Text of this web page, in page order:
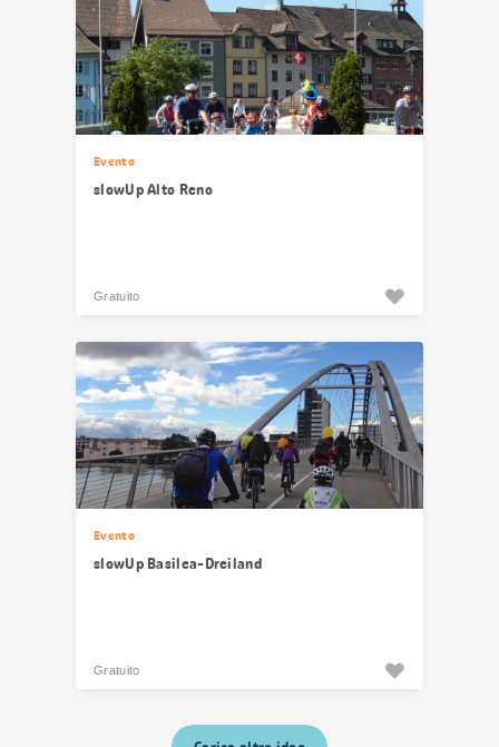
Evento
slowUp Alto Reno
Gratuito
Evento
slowUp Basilea-Dreiland
Gratuito